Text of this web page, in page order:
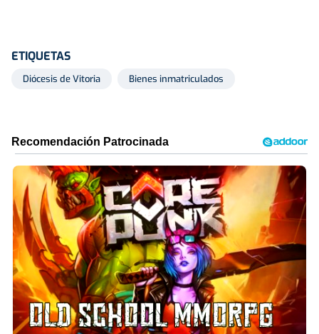
ETIQUETAS
Diócesis de Vitoria Bienes inmatriculados